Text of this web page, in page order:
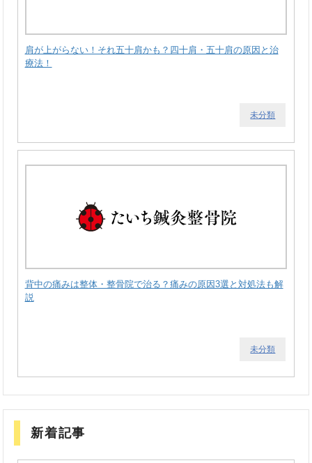
肩が上がらない！それ五十肩かも？四十肩・五十肩の原因と治
療法！
未分類
背中の痛みは整体・整骨院で治る？痛みの原因3選と対処法も解
説
未分類
新着記事